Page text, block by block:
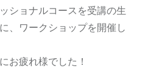
ショナルコースを受講の生
、ワークショップを開催し
お疲れ様でした！